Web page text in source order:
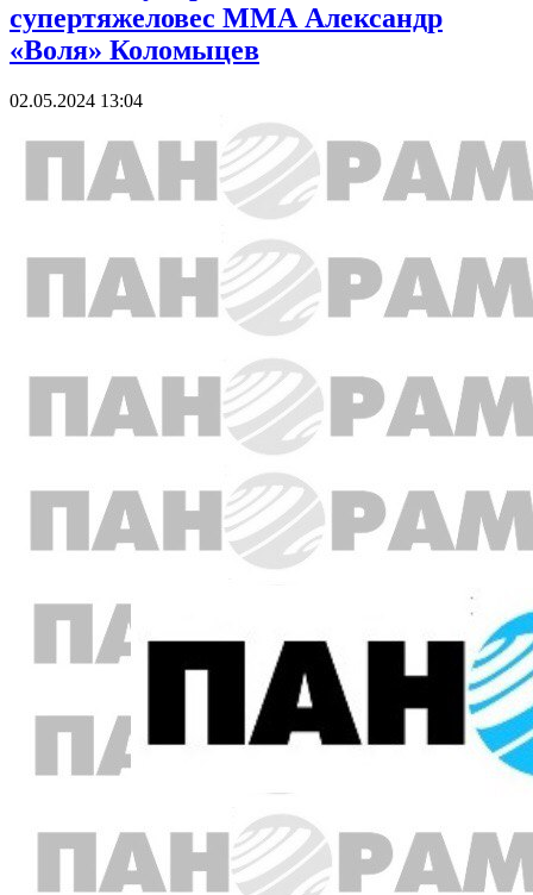
супертяжеловес ММА Александр
«Воля» Коломыцев
02.05.2024 13:04